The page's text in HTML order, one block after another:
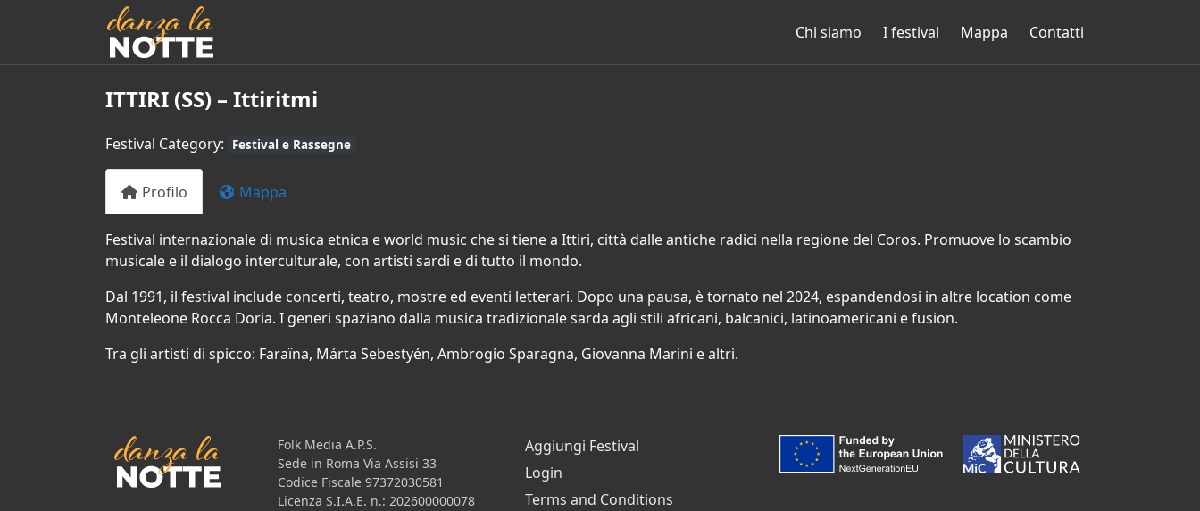
Chi siamo I festival Mappa Contatti
ITTIRI (SS) – Ittiritmi
Festival Category: Festival e Rassegne
Profilo Mappa
Festival internazionale di musica etnica e world music che si tiene a Ittiri, città dalle antiche radici nella regione del Coros. Promuove lo scambio
musicale e il dialogo interculturale, con artisti sardi e di tutto il mondo.
Dal 1991, il festival include concerti, teatro, mostre ed eventi letterari. Dopo una pausa, è tornato nel 2024, espandendosi in altre location come
Monteleone Rocca Doria. I generi spaziano dalla musica tradizionale sarda agli stili africani, balcanici, latinoamericani e fusion.
Tra gli artisti di spicco: Faraïna, Márta Sebestyén, Ambrogio Sparagna, Giovanna Marini e altri.
Folk Media A.P.S.
Sede in Roma Via Assisi 33
Codice Fiscale 97372030581
Licenza S.I.A.E. n.: 202600000078
Aggiungi Festival
Login
Terms and Conditions